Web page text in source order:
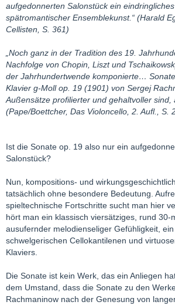
aufgedonnerten Salonstück ein
spätromantischer Ensemblekunst.“ (Harald
Cellisten, S. 361)
„Noch ganz in der Tradition des 19.
Nachfolge von Chopin, Liszt und
der Jahrhundertwende komponierte…
Klavier g-Moll op. 19 (1901) von Sergej
Außensätze profilierter und gehaltvoller sind,
(Pape/Boettcher, Das Violoncello, 2. Aufl., S.
Ist die Sonate op. 19 also nur ein
Salonstück?
Nun, kompositions- und
tatsächlich ohne besondere Bedeutung.
spieltechnische Fortschritte sucht man hier
hört man ein klassisch viersätziges, rund 30-
ausufernder melodienseliger Gefühligkeit,
schwelgerischen Cellokantilenen und
Klaviers.
Die Sonate ist kein Werk, das ein Anliegen
dem Umstand, dass die Sonate zu den
Rachmaninow nach der Genesung von